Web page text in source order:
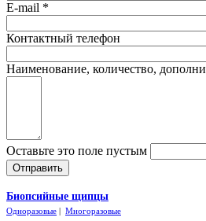
E-mail *
Контактный телефон
Наименование, количество,
Оставьте это поле пустым
Биопсийные щипцы
Одноразовые | Многоразовые